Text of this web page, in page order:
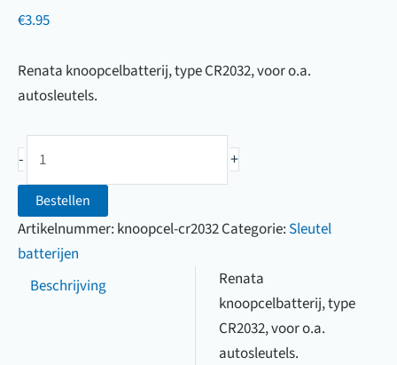
€3.95
Renata knoopcelbatterij, type CR2032, voor o.a.
autosleutels.
-
knoopcelbatterij
CR2032
aantal
+
Bestellen
Artikelnummer: knoopcel-cr2032Categorie: Sleutel
batterijen
Beschrijving
Renata
knoopcelbatterij, type
CR2032, voor o.a.
autosleutels.